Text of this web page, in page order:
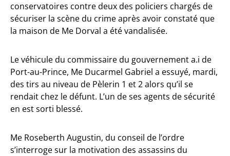
conservatoires contre deux des policiers chargés de
sécuriser la scène du crime après avoir constaté que
la maison de Me Dorval a été vandalisée.
Le véhicule du commissaire du gouvernement a.i de
Port-au-Prince, Me Ducarmel Gabriel a essuyé, mardi,
des tirs au niveau de Pèlerin 1 et 2 alors qu’il se
rendait chez le défunt. L’un de ses agents de sécurité
en est sorti blessé.
Me Roseberth Augustin, du conseil de l’ordre
s’interroge sur la motivation des assassins du